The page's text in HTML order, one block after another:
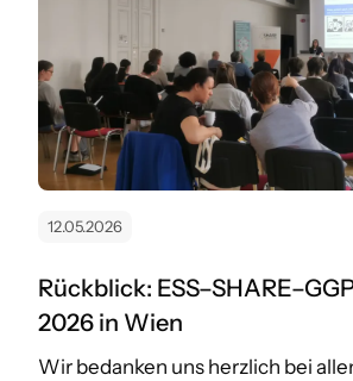
12.05.2026
Rückblick:
2026 in Wien
Wir bedanken uns herzlich bei